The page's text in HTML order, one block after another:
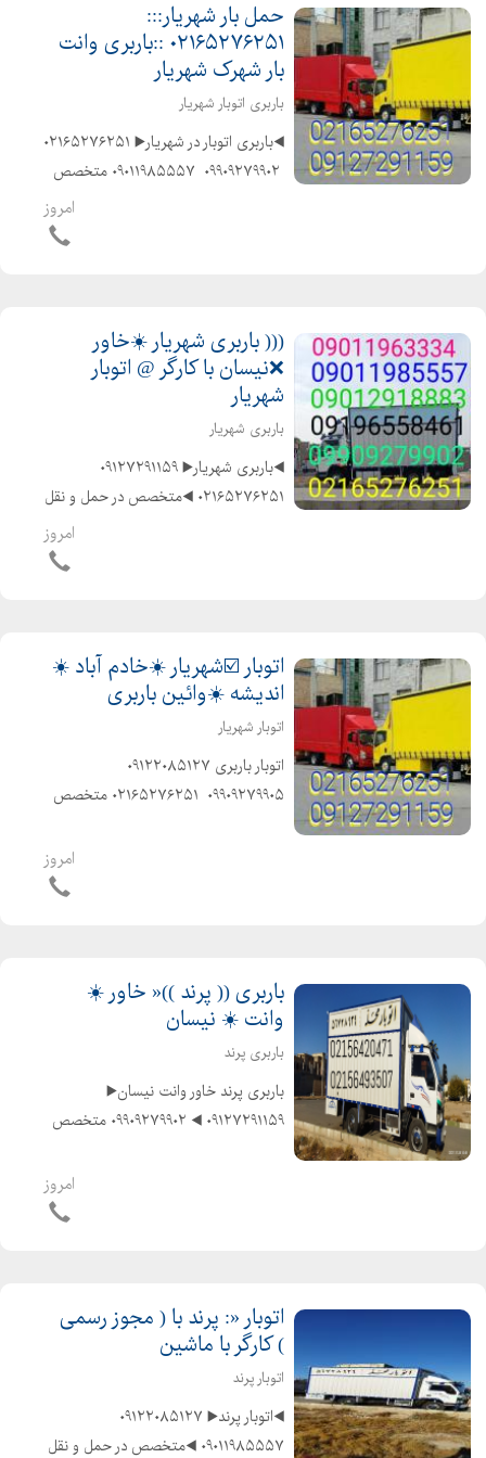
حمل بار شهریار:::
۰۲۱۶۵۲۷۶۲۵۱ ::باربری وانت
بار شهرک شهریار
باربری اتوبار شهریار
◀️باربری اتوبار در شهریار▶️ ۰۲۱۶۵۲۷۶۲۵۱
️ ۰۹۹۰۹۲۷۹۹۰۲ ️ ۰۹۰۱۱۹۸۵۵۵۷ ️متخصص
در حمل و نقل اثاثیه منزل وجهیزیه وامروز
((( باربری شهریار ☀️خاور
❌نیسان با کارگر @ اتوبار
شهریار
باربری شهریار
◀️باربری شهریار▶️ ️۰۹۱۲۷۲۹۱۱۵۹
۰۲۱۶۵۲۷۶۲۵۱ ◀️متخصص در حمل و نقل
اثاثیه منزل وجهیزیه و مبلمان و شرکتهاامروز
اتوبار ☑️شهریار ☀️خادم آباد ☀️
اندیشه ☀️وائین باربری
اتوبار شهریار
۰۹۹۰۹۲۷۹۹۰۵ ️ ۰۲۱۶۵۲۷۶۲۵۱ ️متخصص
مبلمان و شرکتها و غیره ️باکادر مجرب وامروز
باربری (( پرند ))« خاور ☀️
وانت ☀️ نیسان
باربری پرند
️باربری پرند خاور وانت نیسان▶️
۰۹۱۲۷۲۹۱۱۵۹ ◀️ ۰۹۹۰۹۲۷۹۹۰۲ ️متخصص
مبلمان و شرکتها و غیره ️باکادر مجرب و
کارگران ماهر و کار بلد و حرفهای و آذری...
امروز
اتوبار «: پرند با ( مجوز رسمی
) کارگر با ماشین
اتوبار پرند
۰۹۰۱۱۹۸۵۵۵۷ ◀️متخصص در حمل و نقل